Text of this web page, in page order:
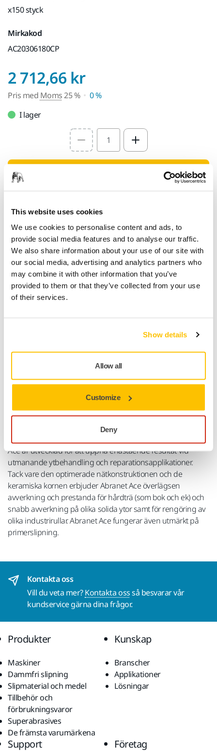
This website uses cookies
We use cookies to personalise content and ads, to
provide social media features and to analyse our traffic.
We also share information about your use of our site with
our social media, advertising and analytics partners who
may combine it with other information that you’ve
provided to them or that they’ve collected from your use
of their services.
Show details
Allow all
Customize
Deny
x150 styck
Mirkakod
AC20306180CP
2 712,66 krPris med Moms
Pris med Moms25 %
0 %
I lager
Select quantity value
TILLHANDAHÅLLS FÖR DIG
Leverans inom 3-5 arbetsdagar
Leverans inom Sverige
Fri frakt över 599 kr inkl. moms
Säker betalning med kort
Produktinformation
Nedladdningar
Abranet® Ace slipmaterial i en icke-påfyllningsbar kassett för
Ace är utvecklad för att uppnå enastående resultat vid
utmanande ytbehandling och reparationsapplikationer.
Tack vare den optimerade nätkonstruktionen och de
keramiska kornen erbjuder Abranet Ace överlägsen
avverkning och prestanda för hårdträ (som bok och ek) och
snabb avverkning på olika solida ytor samt för rengöring av
olika industrirullar. Abranet Ace fungerar även utmärkt på
primerslipning.
Kontakta oss
Vill du veta mer?Kontakta ossså besvarar vår
kundservice gärna dina frågor.
Produkter
Maskiner
Dammfri slipning
Slipmaterial och medel
Tillbehör och
förbrukningsvaror
Superabrasives
De främsta varumärkena
Kunskap
Branscher
Applikationer
Lösningar
Support Företag